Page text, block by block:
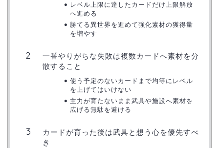
レベル上限に達したカードだけ上限解放
へ進める
勝てる異世界を進めて強化素材の獲得量
を増やす
一番やりがちな失敗は複数カードへ素材を分
散すること
使う予定のないカードまで均等にレベル
を上げてはいけない
主力が育たないまま武具や施設へ素材を
広げる無駄を避ける
カードが育った後は武具と想う心を優先すべ
き